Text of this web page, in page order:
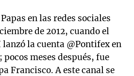
en las redes sociales
de 2012, cuando el
lanzó la cuenta @Pontifex en
meses después, fue
Francisco. A este canal se